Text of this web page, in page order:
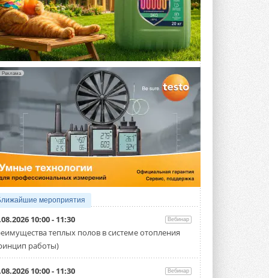
Для Арктики создали
технологию защиты
ветрогенераторов от аварий
Разработка учитывает влияние
мерзлоты, обледенения и снеговых ...
ВЧЕРА
Гибридный тепловой насос PV/T
с одним общим испарителем
Исследователи предложили
конструкцию двухисточникового ...
5 АВГУСТА 2026
21-й ежегодный форум
«ЦОД-2026»
Мероприятие пройдет 2-3 сентября в
отеле Radisson Slavyanskaya. Форум
посетит более двух тысяч участников ...
5 АВГУСТА 2026
Китайская Shenling представила
«воздух-вода» на R290
Серия ThermaX R290 All-In-One
включает три модели ...
Реклама
мероприятия
10:00 - 11:30 Вебинар
теплых полов в системе отопления
работы)
10:00 - 11:30 Вебинар